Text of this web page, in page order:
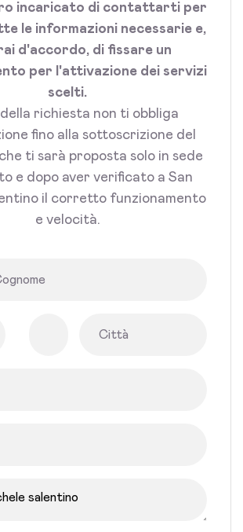
incaricato di contattarti per
le informazioni necessarie e,
d'accordo, di fissare un
per l'attivazione dei servizi
scelti.
richiesta non ti obbliga
fino alla sottoscrizione del
ti sarà proposta solo in sede
e dopo aver verificato a San
il corretto funzionamento
e velocità.